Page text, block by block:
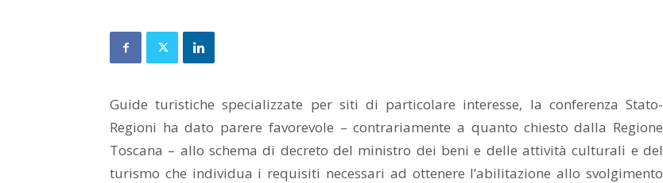
Guide turistiche specializzate per siti di particolare interesse, la conferenza Stato-
Regioni ha dato parere favorevole – contrariamente a quanto chiesto dalla Regione
Toscana – allo schema di decreto del ministro dei beni e delle attività culturali e del
turismo che individua i requisiti necessari ad ottenere l’abilitazione allo svolgimento